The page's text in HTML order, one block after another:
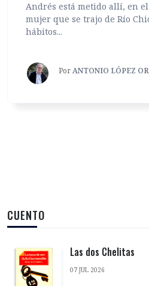
Andrés está metido allí, en
mujer que se trajo de Río
hábitos...
PorANTONIO LÓPEZ
CUENTO
Las dos Chelitas
07 JUL 2026